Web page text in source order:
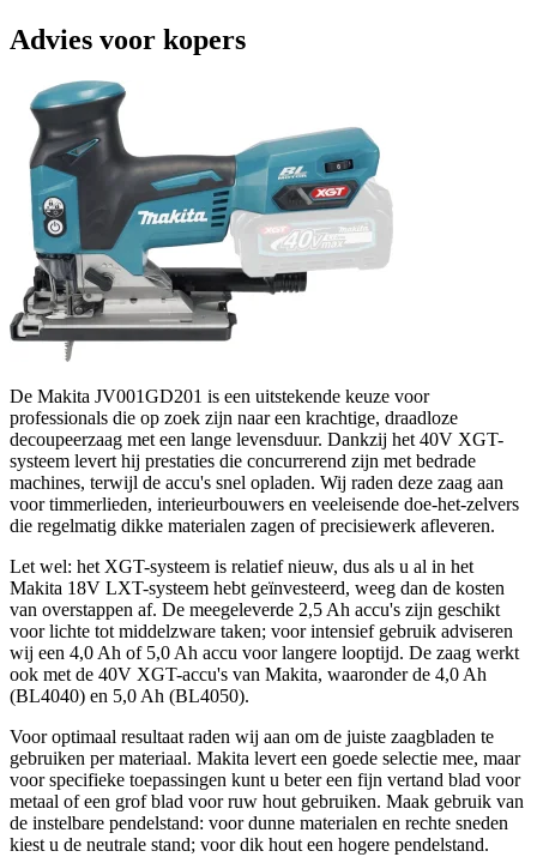
Advies voor kopers
De Makita JV001GD201 is een uitstekende keuze voor
professionals die op zoek zijn naar een krachtige, draadloze
decoupeerzaag met een lange levensduur. Dankzij het 40V XGT-
systeem levert hij prestaties die concurrerend zijn met bedrade
machines, terwijl de accu's snel opladen. Wij raden deze zaag aan
voor timmerlieden, interieurbouwers en veeleisende doe-het-zelvers
die regelmatig dikke materialen zagen of precisiewerk afleveren.
Let wel: het XGT-systeem is relatief nieuw, dus als u al in het
Makita 18V LXT-systeem hebt geïnvesteerd, weeg dan de kosten
van overstappen af. De meegeleverde 2,5 Ah accu's zijn geschikt
voor lichte tot middelzware taken; voor intensief gebruik adviseren
wij een 4,0 Ah of 5,0 Ah accu voor langere looptijd. De zaag werkt
ook met de 40V XGT-accu's van Makita, waaronder de 4,0 Ah
(BL4040) en 5,0 Ah (BL4050).
Voor optimaal resultaat raden wij aan om de juiste zaagbladen te
gebruiken per materiaal. Makita levert een goede selectie mee, maar
voor specifieke toepassingen kunt u beter een fijn vertand blad voor
metaal of een grof blad voor ruw hout gebruiken. Maak gebruik van
de instelbare pendelstand: voor dunne materialen en rechte sneden
kiest u de neutrale stand; voor dik hout een hogere pendelstand.